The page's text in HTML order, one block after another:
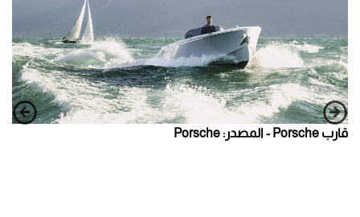
قارب Porsche - المصدر: Porsche